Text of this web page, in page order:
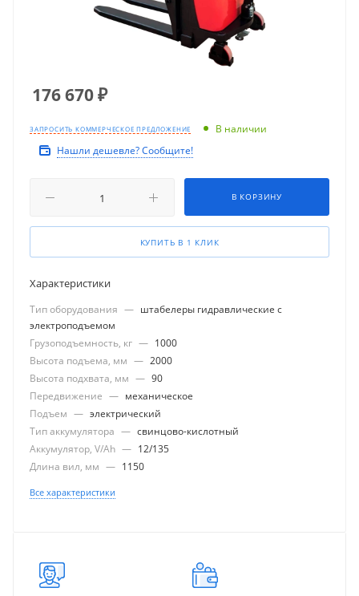
176 670₽
ЗАПРОСИТЬ КОММЕРЧЕСКОЕ ПРЕДЛОЖЕНИЕ
В наличии
Нашли дешевле? Сообщите!
В КОРЗИНУ
КУПИТЬ В 1 КЛИК
Характеристики
Тип оборудования — штабелеры гидравлические с
электроподъемом
Грузоподъемность, кг — 1000
Высота подъема, мм — 2000
Высота подхвата, мм — 90
Передвижение — механическое
Подъем — электрический
Тип аккумулятора — свинцово-кислотный
Аккумулятор, V/Ah — 12/135
Длина вил, мм — 1150
Все характеристики